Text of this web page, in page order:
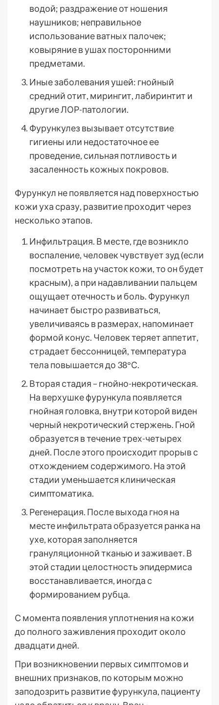
водой; раздражение от ношения
наушников; неправильное
использование ватных палочек;
ковыряние в ушах посторонними
предметами.
Иные заболевания ушей: гнойный
средний отит, мирингит, лабиринтит и
другие ЛОР-патологии.
Фурункулез вызывает отсутствие
гигиены или недостаточное ее
проведение, сильная потливость и
засаленность кожных покровов.
Фурункул не появляется над поверхностью
кожи уха сразу, развитие проходит через
несколько этапов.
Инфильтрация. В месте, где возникло
воспаление, человек чувствует зуд (если
посмотреть на участок кожи, то он будет
красным), а при надавливании пальцем
ощущает отечность и боль. Фурункул
начинает быстро развиваться,
увеличиваясь в размерах, напоминает
формой конус. Человек теряет аппетит,
страдает бессонницей, температура
тела повышается до 38°С.
Вторая стадия – гнойно-некротическая.
На верхушке фурункула появляется
гнойная головка, внутри которой виден
черный некротический стержень. Гной
образуется в течение трех-четырех
дней. После этого происходит прорыв с
отхождением содержимого. На этой
стадии уменьшается клиническая
симптоматика.
Регенерация. После выхода гноя на
месте инфильтрата образуется ранка на
ухе, которая заполняется
грануляционной тканью и заживает. В
этой стадии целостность эпидермиса
восстанавливается, иногда с
формированием рубца.
С момента появления уплотнения на кожи
до полного заживления проходит около
двадцати дней.
При возникновении первых симптомов и
внешних признаков, по которым можно
заподозрить развитие фурункула, пациенту